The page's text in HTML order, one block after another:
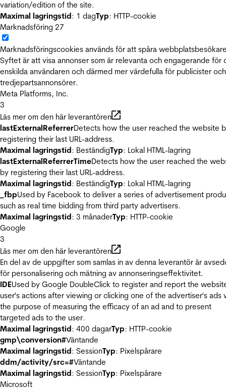
variation/edition of the site.
Maximal lagringstid: 1 dagTyp: HTTP-cookie
Marknadsföring 27
Marknadsföringscookies används för att spåra
Syftet är att visa annonser som är relevanta och engagerande för
enskilda användaren och därmed mer värdefulla för publicister och
tredjepartsannonsörer.
Meta Platforms, Inc.
3
Läs mer om den här leverantören
lastExternalReferrerDetects how the user reached the website
registering their last URL-address.
Maximal lagringstid: BeständigTyp: Lokal HTML-lagring
lastExternalReferrerTimeDetects how the user reached the
by registering their last URL-address.
Maximal lagringstid: BeständigTyp: Lokal HTML-lagring
_fbpUsed by Facebook to deliver a series of advertisement
such as real time bidding from third party advertisers.
Maximal lagringstid: 3 månaderTyp: HTTP-cookie
Google
3
Läs mer om den här leverantören
En del av de uppgifter som samlas in av denna leverantör är
för personalisering och mätning av annonseringseffektivitet.
IDEUsed by Google DoubleClick to register and report the
user's actions after viewing or clicking one of the advertiser's ads
the purpose of measuring the efficacy of an ad and to present
targeted ads to the user.
Maximal lagringstid: 400 dagarTyp: HTTP-cookie
gmp\conversion#Väntande
Maximal lagringstid: SessionTyp: Pixelspårare
ddm/activity/src=#Väntande
Maximal lagringstid: SessionTyp: Pixelspårare
Microsoft